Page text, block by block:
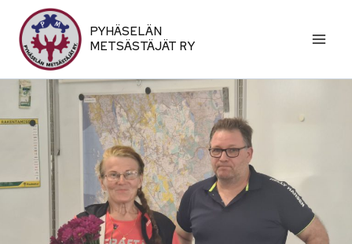
sisältöön
PYHÄSELÄN
METSÄSTÄJÄT RY